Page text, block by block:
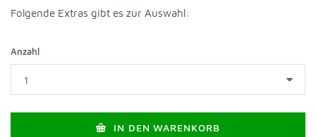
Folgende Extras gibt es zur Auswahl:
Anzahl
IN DEN WARENKORB